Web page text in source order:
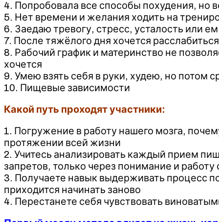
4. Попробовала все способы похудения, но
5. Нет времени и желания ходить на
6. Заедаю тревогу, стресс, усталость или ем
7. После тяжёлого дня хочется
8. Рабочий график и материнство не
хочется
9. Умею взять себя в руки, худею, но потом
10. Пищевые зависимости
Какой путь проходят участники:
1. Погружение в работу нашего мозга,
протяжении всей жизни
2. Учитесь анализировать каждый прием
запретов, только через понимание и работу
3. Получаете навык выдерживать процесс
приходится начинать заново
4. Перестанете себя чувствовать